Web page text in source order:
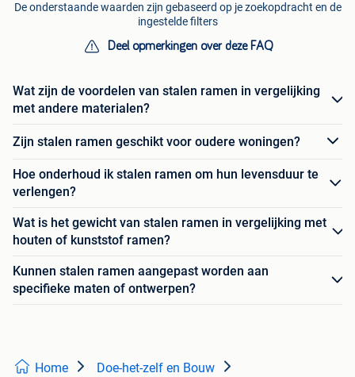
De onderstaande waarden zijn gebaseerd op je zoekopdracht en de
ingestelde filters
Deel opmerkingen over deze FAQ
Wat zijn de voordelen van stalen ramen in vergelijking
met andere materialen?
Zijn stalen ramen geschikt voor oudere woningen?
Hoe onderhoud ik stalen ramen om hun levensduur te
verlengen?
Wat is het gewicht van stalen ramen in vergelijking met
houten of kunststof ramen?
Kunnen stalen ramen aangepast worden aan
specifieke maten of ontwerpen?
Home Doe-het-zelf en Bouw